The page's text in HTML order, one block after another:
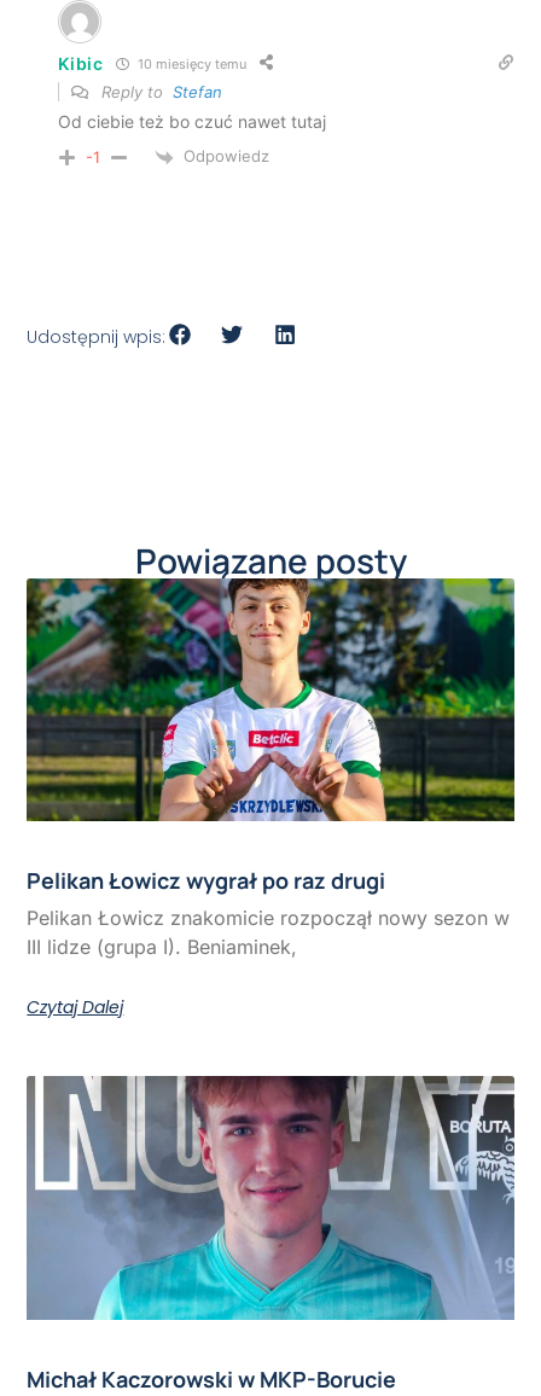
Kibic 10 miesięcy temu
Reply toStefan
Od ciebie też bo czuć nawet tutaj
-1 Odpowiedz
Udostępnij wpis:
Powiązane posty
Pelikan Łowicz wygrał po raz drugi
Pelikan Łowicz znakomicie rozpoczął nowy sezon w
III lidze (grupa I). Beniaminek,
Czytaj Dalej
Michał Kaczorowski w MKP-Borucie